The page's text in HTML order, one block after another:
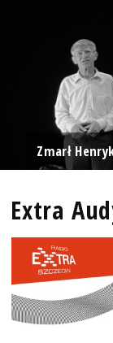
Zmarł
Extra